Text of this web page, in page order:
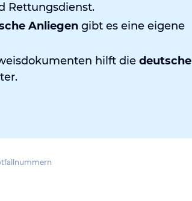
Rettungsdienst.
Anliegen gibt es eine eigene
hilft die deutsche